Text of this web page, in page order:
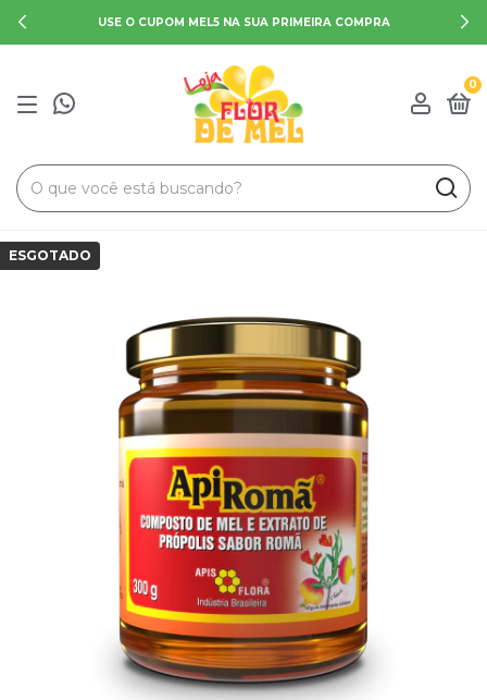
USE O CUPOM MEL5 NA SUA PRIMEIRA COMPRA
0
ESGOTADO